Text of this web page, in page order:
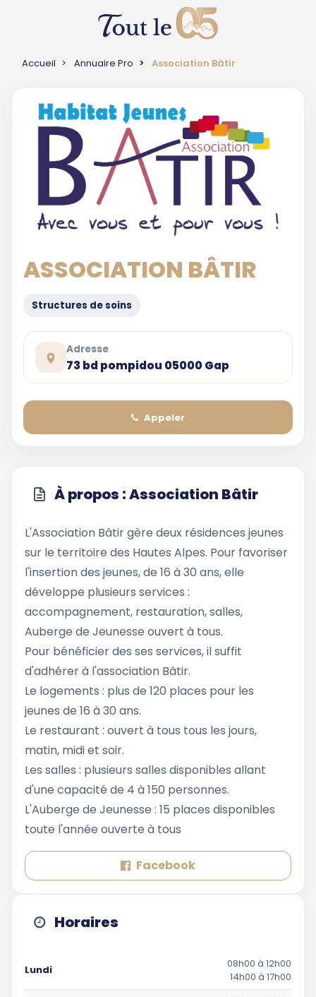
Accueil Annuaire Pro Association Bâtir
ASSOCIATION BÂTIR
Structures de soins
Adresse
73 bd pompidou 05000 Gap
Appeler
À propos : Association Bâtir
L'Association Bâtir gère deux résidences jeunes
sur le territoire des Hautes Alpes. Pour favoriser
l'insertion des jeunes, de 16 à 30 ans, elle
développe plusieurs services :
accompagnement, restauration, salles,
Auberge de Jeunesse ouvert à tous.
Pour bénéficier des ses services, il suffit
d'adhérer à l'association Bâtir.
Le logements : plus de 120 places pour les
jeunes de 16 à 30 ans.
Le restaurant : ouvert à tous tous les jours,
matin, midi et soir.
Les salles : plusieurs salles disponibles allant
d'une capacité de 4 à 150 personnes.
L'Auberge de Jeunesse : 15 places disponibles
toute l'année ouverte à tous
Facebook
Horaires
Lundi
08h00 à 12h00
14h00 à 17h00